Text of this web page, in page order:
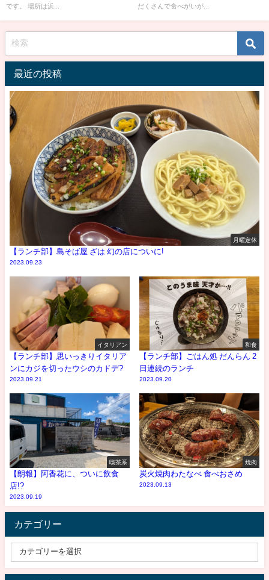
です。 場所は浜...
だくさんで食べがいが...
最近の投稿
月曜定休
【ランチ部】島そば屋 ざは 幻の店についに!
2023.09.23
イタリアン
【ランチ部】思いっきりイタリア
ンにカジを切ったウシのカドデ?
2023.09.21
和食
【ランチ部】ごはん処 だんらん 2
日連続のランチ
2023.09.20
喫茶系
【朗報】阿香花に、ついに飲食
店!?
2023.09.19
焼肉
炭火焼肉わたなべ 食べおさめ
2023.09.13
カテゴリー